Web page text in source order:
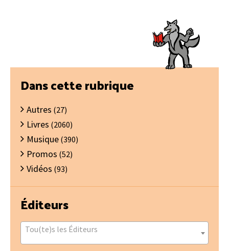
Barre
latérale
principale
Dans cette rubrique
Autres (27)
Livres (2060)
Musique (390)
Promos (52)
Vidéos (93)
Éditeurs
Tou(te)s les Éditeurs